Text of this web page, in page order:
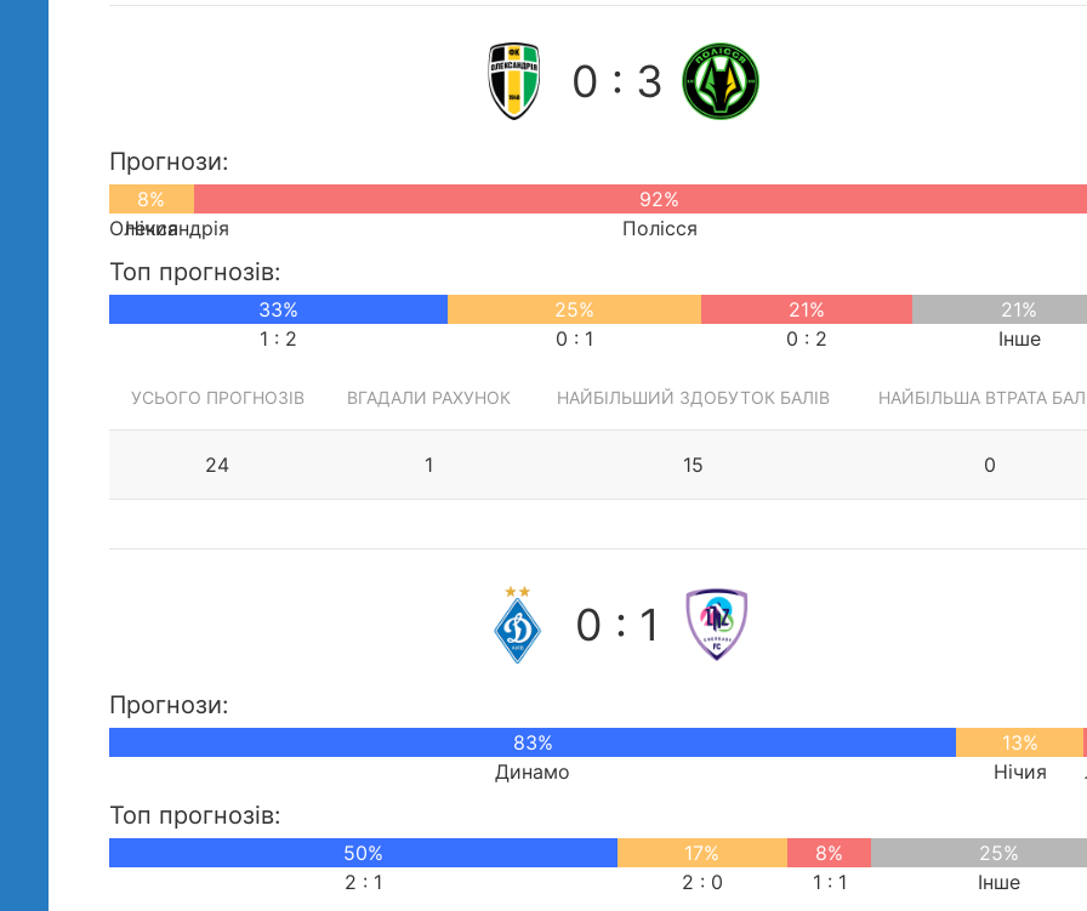
0 : 3
Прогнози:
8%
92%
Олександрія
Нічия Полісся
Топ прогнозів:
33% 25% 21%
21%
1 : 2
0 : 1 0 : 2 Інше
УСЬОГО ПРОГНОЗІВ ВГАДАЛИ РАХУНОК НАЙБІЛЬШИЙ ЗДОБУТОК БАЛІВ НАЙБІЛЬША ВТРАТА
24 1 15 0
0 : 1
Прогнози:
83%
13%
Динамо
Нічия
Топ прогнозів:
50% 17% 8%
25%
2 : 1
2 : 0 1 : 1 Інше